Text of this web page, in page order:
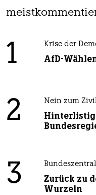
1 Krise der
AfD-
2 Nein zum
3
Zurück zu
Wurzeln